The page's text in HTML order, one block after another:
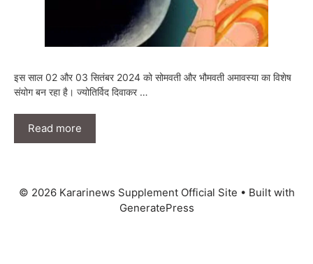
इस साल 02 और 03 सितंबर 2024 को सोमवती और भौमवती अमावस्या का विशेष
संयोग बन रहा है। ज्योतिर्विद दिवाकर …
Read more
© 2026 Kararinews Supplement Official Site • Built with
GeneratePress